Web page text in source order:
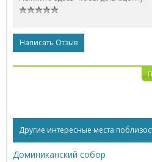
Написать Отзыв
Другие интересные места
Доминиканский собор